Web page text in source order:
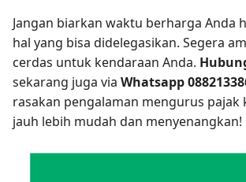
Jangan biarkan waktu berharga Anda
hal yang bisa didelegasikan. Segera
cerdas untuk kendaraan Anda.
sekarang juga via Whatsapp
rasakan pengalaman mengurus pajak
jauh lebih mudah dan menyenangkan!